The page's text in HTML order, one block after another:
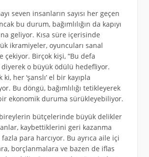
seven insanların sayısı her geçen
bu durum, bağımlılığın da kapıyı
geliyor. Kısa süre içerisinde
ikramiyeler, oyuncuları sanal
çekiyor. Birçok kişi, “Bu defa
diyerek o büyük ödülü hedefliyor.
ki, her ‘şanslı’ el bir kayıpla
Bu döngü, bağımlılığı tetikleyerek
ekonomik duruma sürükleyebiliyor.
bütçelerinde büyük delikler
kaybettiklerini geri kazanma
para harcıyor. Bu ayrıca aile içi
borçlanmalara ve bazen de iflas